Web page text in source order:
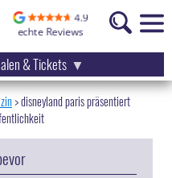
& Tickets
>disneyland paris präsentiert